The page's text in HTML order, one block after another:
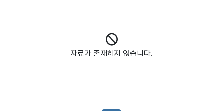
자료가 존재하지 않습니다.